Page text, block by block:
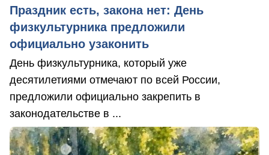
Праздник есть, закона нет: День
физкультурника предложили
официально узаконить
День физкультурника, который уже
десятилетиями отмечают по всей России,
предложили официально закрепить в
законодательстве в ...